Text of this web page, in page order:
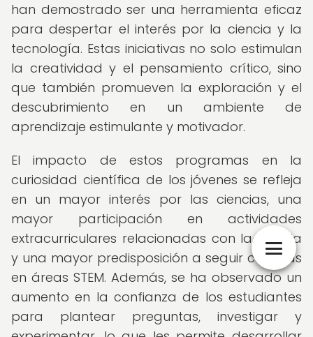
han demostrado ser una herramienta eficaz
para despertar el interés por la ciencia y la
tecnología. Estas iniciativas no solo estimulan
la creatividad y el pensamiento crítico, sino
que también promueven la exploración y el
descubrimiento en un ambiente de
aprendizaje estimulante y motivador.
El impacto de estos programas en la
curiosidad científica de los jóvenes se refleja
en un mayor interés por las ciencias, una
mayor participación en actividades
extracurriculares relacionadas con la ciencia
y una mayor predisposición a seguir carreras
en áreas STEM. Además, se ha observado un
aumento en la confianza de los estudiantes
para plantear preguntas, investigar y